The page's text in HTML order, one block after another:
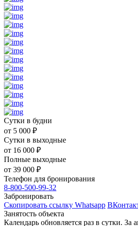
Сутки в будни
от 5 000 ₽
Сутки в выходные
от 16 000 ₽
Полные выходные
от 39 000 ₽
Телефон для бронирования
8-800-500-99-32
Забронировать
Скопировать ссылку Whatsapp
Занятость объекта
Календарь обновляется раз в сутки. За